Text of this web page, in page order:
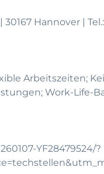
Hannover |
Arbeitszeiten;
Work-Life-
YF28479524/?